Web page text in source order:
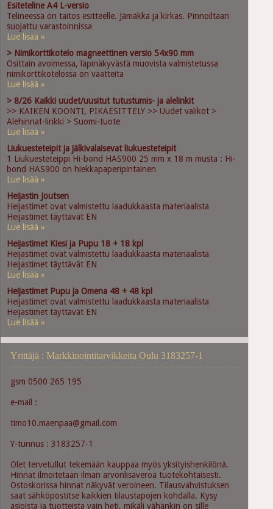
Esiteteline A4 L-versio
Telineessä on taitos esitteelle. Jämäkkä ja kirkas. Pinnoiltaan
suojattu varastoinnissa
Lue lisää »
> Nimikorttikotelo magneettinen versio 54x90 mm
Osittain avoimessa, läpinäkyvästä muovista valmistetussa
nimikorttikotelossa on vaatteita
Lue lisää »
> 8/26 Kaikki uudet/uusitut tutustumis- ja alelinkit
>> KAIKEN KOONTI, PIKAESITTELY >> Uudet valikot >
Alehinnat-linkki > Suomi-tuote
Lue lisää »
Liukuesteteipit ja jälkivalaisevat liukuesteteipit
1 Liukuesteteippi Hi-bond HAS900 25 mm x 18 m musta : Hi-
bond HAS900 on hiekkapaperipintainen
Lue lisää »
Heijastin Joutsen
Heijastimet ovat valmistettu laadukkaasta materiaalista
Heijastimet täyttävät EN
Lue lisää »
Heijastimet Kiesi ja Pupu 18 + 18 kpl
Heijastimet ovat valmistettu laadukkaasta materiaalista
Heijastimet täyttävät EN
Lue lisää »
Heijastimet Pupu ja Omena 48 + 48 kpl
Heijastimet ovat valmistettu laadukkaasta materiaalista
Heijastimet täyttävät EN
Lue lisää »
Yrittäjä : Markkinointitarvikkeita Oulu 3183257-1
gsm 0500 265 195
e-mail :
timo10.maenpaa@gmail.com
Y-tunnus : 3183257-1
Olet tervetullut tekemään kauppaa myös yksityishenkilönä.
Hinnat ilmoitetaan ilman arvonlisäveroa tuotekohtaisesti.
Ostoskorissa hinnat näkyvät veroineen. Tilausvahvistuksen
saat sähköpostitse kaikkien tilaustapojen kohdalla. Kysy
asioista ja tuotteista vain heti, mikäli vähänkin on sille